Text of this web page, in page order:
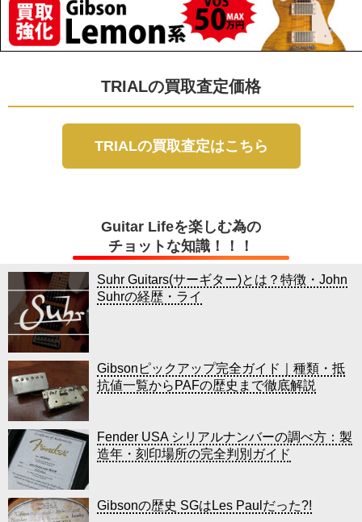
TRIALの買取査定価格
TRIALの買取査定はこちら
Guitar Lifeを楽しむ為の
チョットな知識！！！
Suhr Guitars(サーギター)とは？特徴・John
Suhrの経歴・ライ
Gibsonピックアップ完全ガイド｜種類・抵
抗値一覧からPAFの歴史まで徹底解説
Fender USA シリアルナンバーの調べ方：製
造年・刻印場所の完全判別ガイド
Gibsonの歴史 SGはLes Paulだった?!